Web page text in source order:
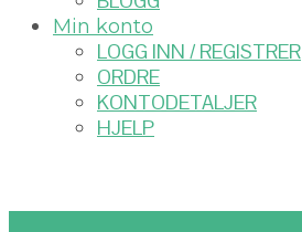
Min konto
LOGG INN / REGISTRER
ORDRE
KONTODETALJER
HJELP